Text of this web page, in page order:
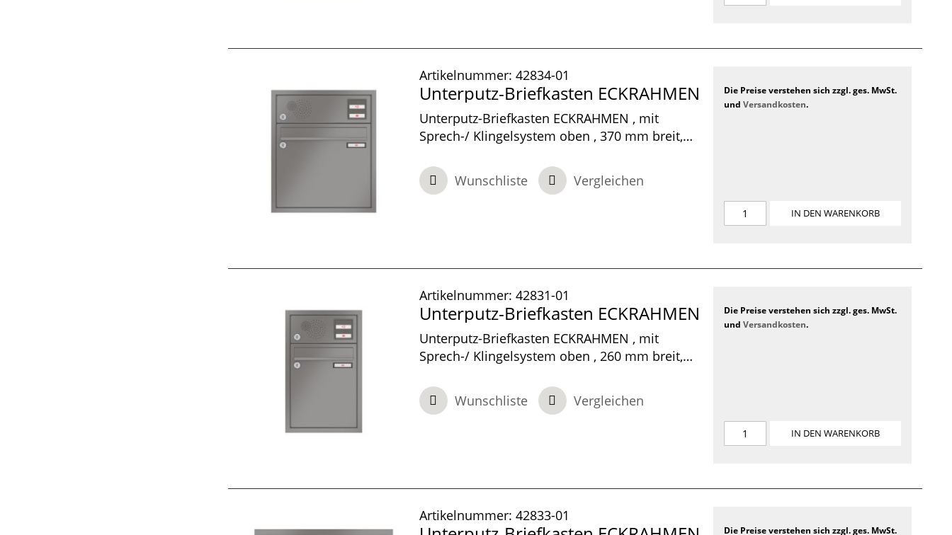
Artikelnummer: 42834-01
Unterputz-Briefkasten ECKRAHMEN
Unterputz-Briefkasten ECKRAHMEN , mit
Sprech-/ Klingelsystem oben , 370 mm breit,
480 x 100 mm
Wunschliste Vergleichen
Die Preise verstehen sich zzgl. ges. MwSt.
undVersandkosten.
IN DEN WARENKORB
Artikelnummer: 42831-01
Unterputz-Briefkasten ECKRAHMEN
Unterputz-Briefkasten ECKRAHMEN , mit
Sprech-/ Klingelsystem oben , 260 mm breit,
480 x 100 mm
Wunschliste Vergleichen
Die Preise verstehen sich zzgl. ges. MwSt.
undVersandkosten.
IN DEN WARENKORB
Artikelnummer: 42833-01
Die Preise verstehen sich zzgl. ges. MwSt.